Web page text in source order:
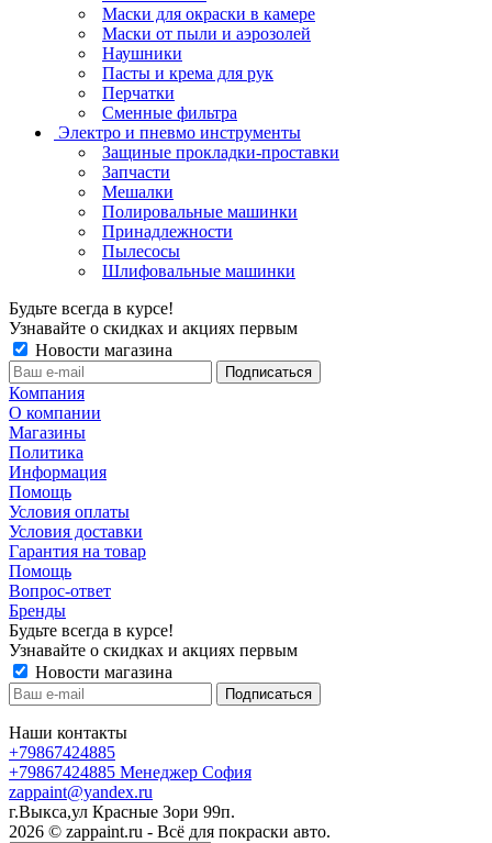
Маски для окраски в камере
Маски от пыли и аэрозолей
Наушники
Пасты и крема для рук
Перчатки
Сменные фильтра
Электро и пневмо инструменты
Защиные прокладки-проставки
Запчасти
Мешалки
Полировальные машинки
Принадлежности
Пылесосы
Шлифовальные машинки
Будьте всегда в курсе!
Узнавайте о скидках и акциях первым
Новости магазина
Компания
О компании
Магазины
Политика
Информация
Помощь
Условия оплаты
Условия доставки
Гарантия на товар
Помощь
Вопрос-ответ
Бренды
Будьте всегда в курсе!
Узнавайте о скидках и акциях первым
Новости магазина
Наши контакты
+79867424885
+79867424885 Менеджер София
zappaint@yandex.ru
г.Выкса,ул Красные Зори 99п.
2026 © zappaint.ru - Всё для покраски авто.